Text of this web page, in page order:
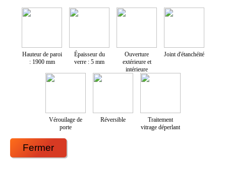
Hauteur de paroi
: 1900 mm
Épaisseur du
verre : 5 mm
Ouverture
extérieure et
intérieure
Joint d'étanchéité
Vérouilage de
porte
Réversible
Traitement
vitrage déperlant
Fermer